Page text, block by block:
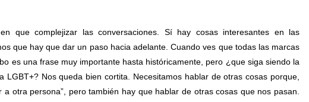
que complejizar las conversaciones. Sí hay cosas interesantes en las
que hay que dar un paso hacia adelante. Cuando ves que todas las marcas
es una frase muy importante hasta históricamente, pero ¿que siga siendo la
LGBT+? Nos queda bien cortita. Necesitamos hablar de otras cosas porque,
otra persona”, pero también hay que hablar de otras cosas que nos pasan.